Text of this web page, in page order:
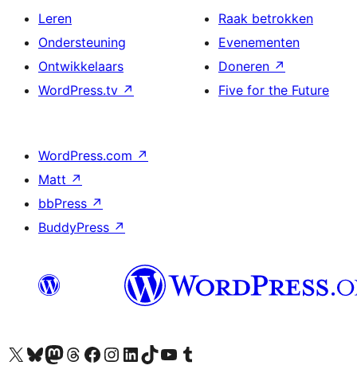
Leren
Ondersteuning
Ontwikkelaars
WordPress.tv ↗
Raak betrokken
Evenementen
Doneren ↗
Five for the Future
WordPress.com ↗
Matt ↗
bbPress ↗
BuddyPress ↗
Bezoek ons X (voorheen Twitter) account
Bezoek ons Bluesky account
Bezoek ons Mastodon account
Bezoek ons Threads account
Onze Facebook pagina bezoeken
Bezoek ons Instagram account
Bezoek ons LinkedIn account
Bezoek ons TikTok account
Bezoek ons YouTube kanaalBezoek ons Tumblr account